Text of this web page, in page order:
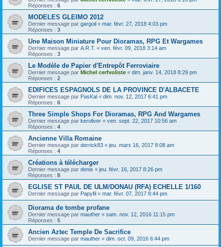
Réponses : 6
MODELES GLEIMO 2012
Dernier message par gargoil « mar. févr. 27, 2018 4:03 pm
Réponses : 3
Une Maison Miniature Pour Dioramas, RPG Et Wargames
Dernier message par A.R.T. « ven. févr. 09, 2018 3:14 am
Réponses : 3
Le Modèle de Papier d'Entrepôt Ferroviaire
Dernier message par Michel cerfvoliste « dim. janv. 14, 2018 8:29 pm
Réponses : 2
EDIFICES ESPAGNOLS DE LA PROVINCE D'ALBACETE
Dernier message par PasKal « dim. nov. 12, 2017 6:41 pm
Réponses : 6
Three Simple Shops For Dioramas, RPG And Wargames
Dernier message par keroliver « ven. sept. 22, 2017 10:56 am
Réponses : 4
Ancienne Villa Romaine
Dernier message par derrick83 « jeu. mars 16, 2017 8:08 am
Réponses : 4
Créations à télécharger
Dernier message par denis « jeu. févr. 16, 2017 8:26 pm
Réponses : 8
EGLISE ST PAUL DE ULM/DONAU (RFA) ECHELLE 1/160
Dernier message par Papyfil « mar. févr. 07, 2017 8:44 pm
Diorama de tombe profane
Dernier message par mauther « sam. nov. 12, 2016 11:15 pm
Réponses : 5
Ancien Aztec Temple De Sacrifice
Dernier message par mauther « dim. oct. 09, 2016 6:44 pm